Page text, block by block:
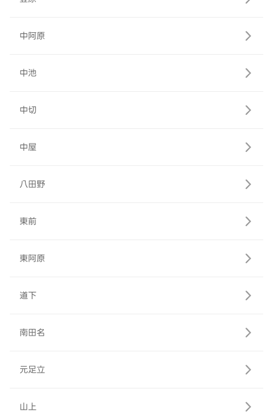
中阿原
中池
中切
中屋
八田野
東前
東阿原
道下
南田名
元足立
山上